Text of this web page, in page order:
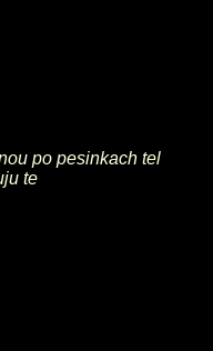
po pesinkach tel
te